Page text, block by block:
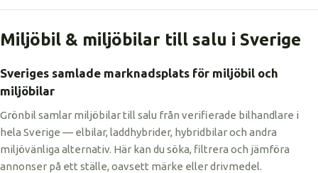
Miljöbil & miljöbilar till salu i Sverige
Sveriges samlade marknadsplats för miljöbil och
miljöbilar
Grönbil samlar miljöbilar till salu från verifierade bilhandlare i
hela Sverige — elbilar, laddhybrider, hybridbilar och andra
miljövänliga alternativ. Här kan du söka, filtrera och jämföra
annonser på ett ställe, oavsett märke eller drivmedel.